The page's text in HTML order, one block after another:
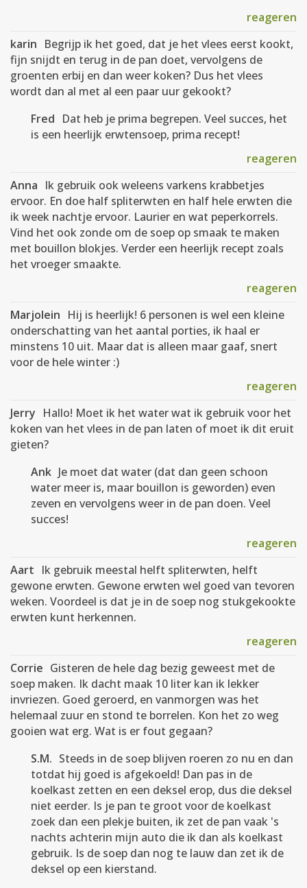
reageren
karin Begrijp ik het goed, dat je het vlees eerst kookt,
fijn snijdt en terug in de pan doet, vervolgens de
groenten erbij en dan weer koken? Dus het vlees
wordt dan al met al een paar uur gekookt?
Fred Dat heb je prima begrepen. Veel succes, het
is een heerlijk erwtensoep, prima recept!
reageren
Anna Ik gebruik ook weleens varkens krabbetjes
ervoor. En doe half spliterwten en half hele erwten die
ik week nachtje ervoor. Laurier en wat peperkorrels.
Vind het ook zonde om de soep op smaak te maken
met bouillon blokjes. Verder een heerlijk recept zoals
het vroeger smaakte.
reageren
Marjolein Hij is heerlijk! 6 personen is wel een kleine
onderschatting van het aantal porties, ik haal er
minstens 10 uit. Maar dat is alleen maar gaaf, snert
voor de hele winter :)
reageren
Jerry Hallo! Moet ik het water wat ik gebruik voor het
koken van het vlees in de pan laten of moet ik dit eruit
gieten?
Ank Je moet dat water (dat dan geen schoon
water meer is, maar bouillon is geworden) even
zeven en vervolgens weer in de pan doen. Veel
succes!
reageren
Aart Ik gebruik meestal helft spliterwten, helft
gewone erwten. Gewone erwten wel goed van tevoren
weken. Voordeel is dat je in de soep nog stukgekookte
erwten kunt herkennen.
reageren
Corrie Gisteren de hele dag bezig geweest met de
soep maken. Ik dacht maak 10 liter kan ik lekker
invriezen. Goed geroerd, en vanmorgen was het
helemaal zuur en stond te borrelen. Kon het zo weg
gooien wat erg. Wat is er fout gegaan?
S.M. Steeds in de soep blijven roeren zo nu en dan
totdat hij goed is afgekoeld! Dan pas in de
koelkast zetten en een deksel erop, dus die deksel
niet eerder. Is je pan te groot voor de koelkast
zoek dan een plekje buiten, ik zet de pan vaak 's
nachts achterin mijn auto die ik dan als koelkast
gebruik. Is de soep dan nog te lauw dan zet ik de
deksel op een kierstand.